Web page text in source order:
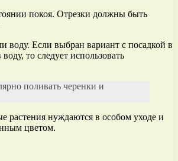
покоя. Отрезки должны быть
воду. Если выбран вариант с посадкой в
то следует использовать
поливать черенки и
растения нуждаются в особом уходе и
цветом.